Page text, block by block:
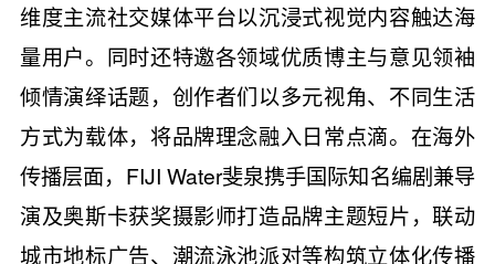
维度主流社交媒体平台以沉浸式视觉内容触达海
量用户。同时还特邀各领域优质博主与意见领袖
倾情演绎话题，创作者们以多元视角、不同生活
方式为载体，将品牌理念融入日常点滴。在海外
传播层面，FIJI Water斐泉携手国际知名编剧兼导
演及奥斯卡获奖摄影师打造品牌主题短片，联动
城市地标广告、潮流泳池派对等构筑立体化传播